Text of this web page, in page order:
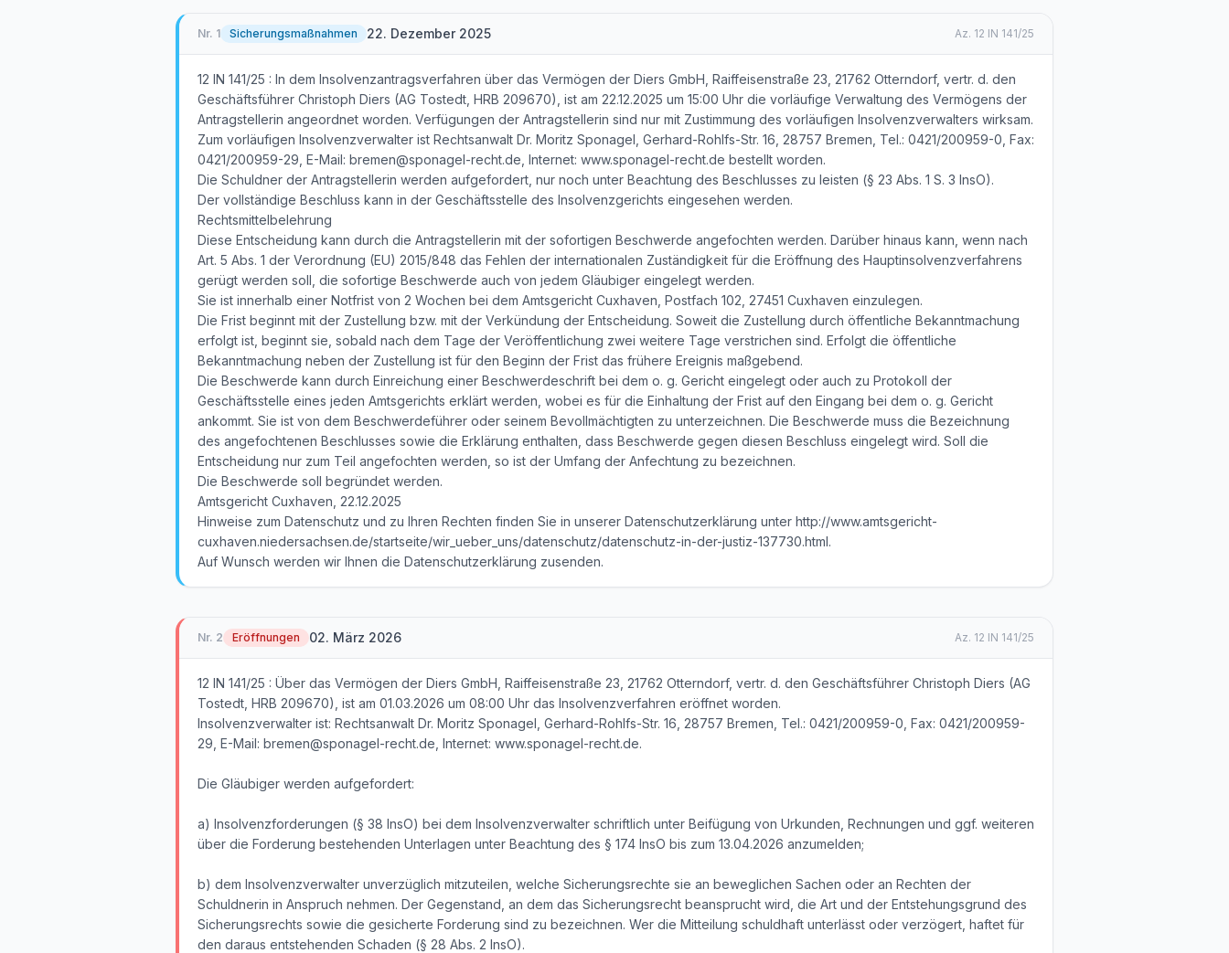
Nr. 1 Sicherungsmaßnahmen 22. Dezember 2025 Az. 12 IN 141/25
12 IN 141/25 : In dem Insolvenzantragsverfahren über das Vermögen der Diers GmbH, Raiffeisenstraße 23, 21762 Otterndorf, vertr. d. den
Geschäftsführer Christoph Diers (AG Tostedt, HRB 209670), ist am 22.12.2025 um 15:00 Uhr die vorläufige Verwaltung des Vermögens der
Antragstellerin angeordnet worden. Verfügungen der Antragstellerin sind nur mit Zustimmung des vorläufigen Insolvenzverwalters wirksam.
Zum vorläufigen Insolvenzverwalter ist Rechtsanwalt Dr. Moritz Sponagel, Gerhard-Rohlfs-Str. 16, 28757 Bremen, Tel.: 0421/200959-0, Fax:
0421/200959-29, E-Mail: bremen@sponagel-recht.de, Internet: www.sponagel-recht.de bestellt worden.
Die Schuldner der Antragstellerin werden aufgefordert, nur noch unter Beachtung des Beschlusses zu leisten (§ 23 Abs. 1 S. 3 InsO).
Der vollständige Beschluss kann in der Geschäftsstelle des Insolvenzgerichts eingesehen werden.
Rechtsmittelbelehrung
Diese Entscheidung kann durch die Antragstellerin mit der sofortigen Beschwerde angefochten werden. Darüber hinaus kann, wenn nach
Art. 5 Abs. 1 der Verordnung (EU) 2015/848 das Fehlen der internationalen Zuständigkeit für die Eröffnung des Hauptinsolvenzverfahrens
gerügt werden soll, die sofortige Beschwerde auch von jedem Gläubiger eingelegt werden.
Sie ist innerhalb einer Notfrist von 2 Wochen bei dem Amtsgericht Cuxhaven, Postfach 102, 27451 Cuxhaven einzulegen.
Die Frist beginnt mit der Zustellung bzw. mit der Verkündung der Entscheidung. Soweit die Zustellung durch öffentliche Bekanntmachung
erfolgt ist, beginnt sie, sobald nach dem Tage der Veröffentlichung zwei weitere Tage verstrichen sind. Erfolgt die öffentliche
Bekanntmachung neben der Zustellung ist für den Beginn der Frist das frühere Ereignis maßgebend.
Die Beschwerde kann durch Einreichung einer Beschwerdeschrift bei dem o. g. Gericht eingelegt oder auch zu Protokoll der
Geschäftsstelle eines jeden Amtsgerichts erklärt werden, wobei es für die Einhaltung der Frist auf den Eingang bei dem o. g. Gericht
ankommt. Sie ist von dem Beschwerdeführer oder seinem Bevollmächtigten zu unterzeichnen. Die Beschwerde muss die Bezeichnung
des angefochtenen Beschlusses sowie die Erklärung enthalten, dass Beschwerde gegen diesen Beschluss eingelegt wird. Soll die
Entscheidung nur zum Teil angefochten werden, so ist der Umfang der Anfechtung zu bezeichnen.
Die Beschwerde soll begründet werden.
Amtsgericht Cuxhaven, 22.12.2025
Hinweise zum Datenschutz und zu Ihren Rechten finden Sie in unserer Datenschutzerklärung unter http://www.amtsgericht-
cuxhaven.niedersachsen.de/startseite/wir_ueber_uns/datenschutz/datenschutz-in-der-justiz-137730.html.
Nr. 2 Eröffnungen 02. März 2026 Az. 12 IN 141/25
12 IN 141/25 : Über das Vermögen der Diers GmbH, Raiffeisenstraße 23, 21762 Otterndorf, vertr. d. den Geschäftsführer Christoph Diers (AG
Tostedt, HRB 209670), ist am 01.03.2026 um 08:00 Uhr das Insolvenzverfahren eröffnet worden.
Insolvenzverwalter ist: Rechtsanwalt Dr. Moritz Sponagel, Gerhard-Rohlfs-Str. 16, 28757 Bremen, Tel.: 0421/200959-0, Fax: 0421/200959-
29, E-Mail: bremen@sponagel-recht.de, Internet: www.sponagel-recht.de.
Die Gläubiger werden aufgefordert:
a) Insolvenzforderungen (§ 38 InsO) bei dem Insolvenzverwalter schriftlich unter Beifügung von Urkunden, Rechnungen und ggf. weiteren
über die Forderung bestehenden Unterlagen unter Beachtung des § 174 InsO bis zum 13.04.2026 anzumelden;
b) dem Insolvenzverwalter unverzüglich mitzuteilen, welche Sicherungsrechte sie an beweglichen Sachen oder an Rechten der
Schuldnerin in Anspruch nehmen. Der Gegenstand, an dem das Sicherungsrecht beansprucht wird, die Art und der Entstehungsgrund des
Sicherungsrechts sowie die gesicherte Forderung sind zu bezeichnen. Wer die Mitteilung schuldhaft unterlässt oder verzögert, haftet für
den daraus entstehenden Schaden (§ 28 Abs. 2 InsO).